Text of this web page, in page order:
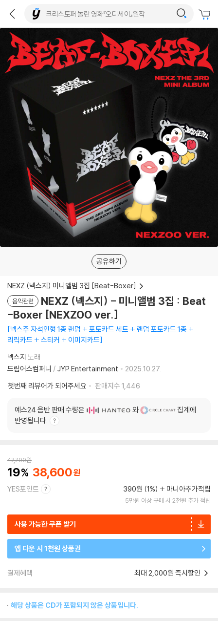
공유하기
NEXZ (넥스지) 미니앨범 3집 [Beat-Boxer]
음악관련
NEXZ (넥스지) - 미니앨범 3집 : Beat
-Boxer [NEXZOO ver.]
넥스주 자석인형 1종 랜덤 + 포토카드 세트 + 랜덤 포토카드 1종 +
리릭카드 + 스티커 + 이미지카드
넥스지 노래
드림어스컴퍼니 / JYP Entertainment
2025.10.27.
첫번째 리뷰어가 되어주세요
판매지수 1,446
예스24 음반 판매 수량은 와
집계에
반영됩니다.
47,700원
19 38,600
YES포인트 390원 (1%) 마니아추가적립
5만원 이상 구매 시 2천원 추가 적립
사용 가능한 쿠폰 받기
앱 다운 시 1천원 상품권
결제혜택 최대 2,000원 즉시할인
해당 상품은 CD가 포함되지 않은 상품입니다.